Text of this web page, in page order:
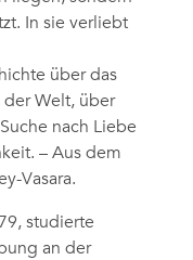
In sie verliebt
über das
der Welt, über
nach Liebe
– Aus dem
Vasara.
studierte
an der